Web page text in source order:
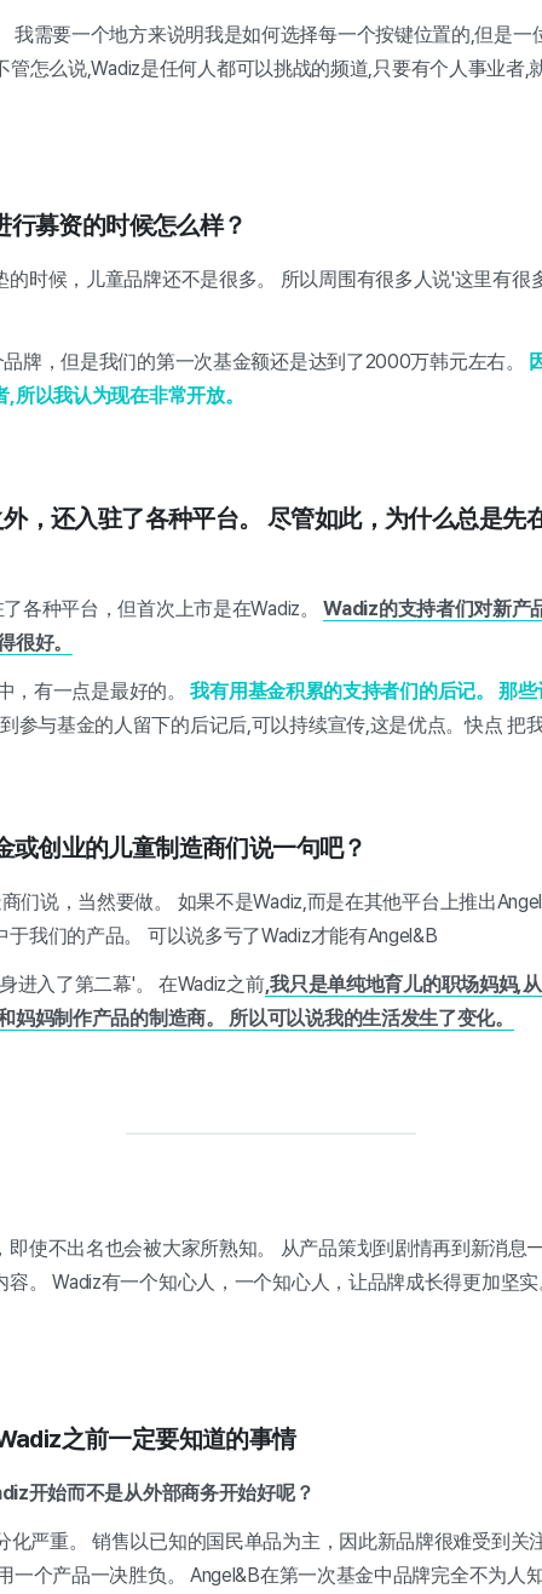
我需要一个地方来说明我是如何选择每一个按键位置的,但是一
管怎么说,Wadiz是任何人都可以挑战的频道,只要有个人事业者,
行募资的时候怎么样？
的时候，儿童品牌还不是很多。 所以周围有很多人说'这里有很
牌，但是我们的第一次基金额还是达到了2000万韩元左右。
所以我认为现在非常开放。
，还入驻了各种平台。 尽管如此，为什么总是先
各种平台，但首次上市是在Wadiz。Wadiz的支持者们对新产
很好。
，有一点是最好的。 我有用基金积累的支持者们的后记。
那些
参与基金的人留下的后记后,可以持续宣传,这是优点。快点 把
或创业的儿童制造商们说一句吧？
们说，当然要做。 如果不是Wadiz,而是在其他平台上推出
我们的产品。 可以说多亏了Wadiz才能有Angel&B
进入了第二幕'。 在Wadiz之前,我只是单纯地育儿的职场妈妈,
妈妈制作产品的制造商。
所以可以说我的生活发生了变化。
即使不出名也会被大家所熟知。 从产品策划到剧情再到新消
容。 Wadiz有一个知心人，一个知心人，让品牌成长得更加坚
之前一定要知道的事情
开始而不是从外部商务开始好呢？
化严重。 销售以已知的国民单品为主，因此新品牌很难受到关
一个产品一决胜负。 Angel&B在第一次基金中品牌完全不为人